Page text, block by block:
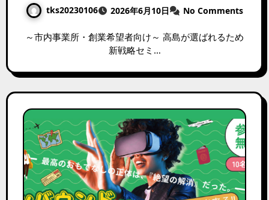
tks20230106 2026年6月10日 No Comments
～市内事業所・創業希望者向け～ 高島が選ばれるため
新戦略セミ…